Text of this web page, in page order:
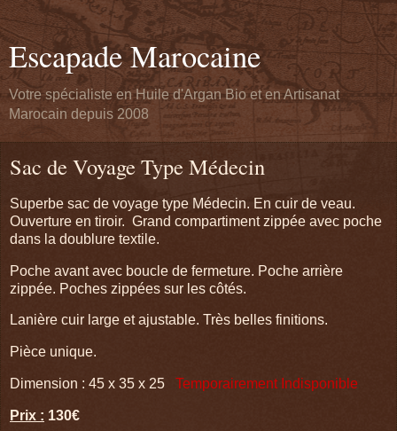
Escapade Marocaine
Votre spécialiste en Huile d'Argan Bio et en Artisanat
Marocain depuis 2008
Sac de Voyage Type Médecin
Superbe sac de voyage type Médecin. En cuir de veau.
Ouverture en tiroir. Grand compartiment zippée avec poche
dans la doublure textile.
Poche avant avec boucle de fermeture. Poche arrière
zippée. Poches zippées sur les côtés.
Lanière cuir large et ajustable. Très belles finitions.
Pièce unique.
Dimension : 45 x 35 x 25 Temporairement Indisponible
Prix : 130€